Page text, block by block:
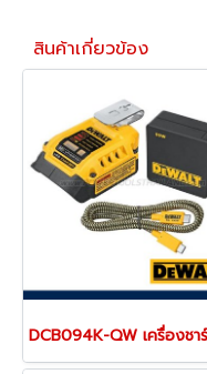
สินค้าเกี่ยวข้อง